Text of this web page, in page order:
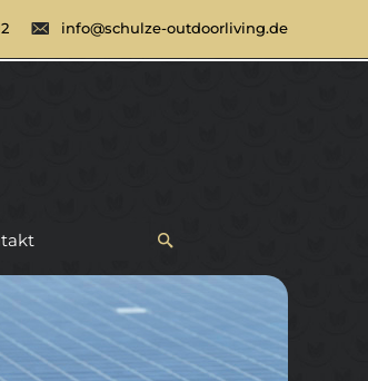
info@schulze-outdoorliving.de